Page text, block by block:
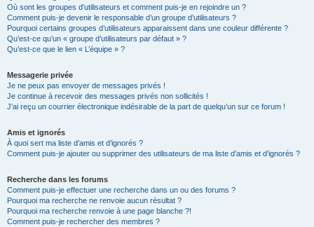
Où sont les groupes d’utilisateurs et comment puis-je en rejoindre un ?
Comment puis-je devenir le responsable d’un groupe d’utilisateurs ?
Pourquoi certains groupes d’utilisateurs apparaissent dans une couleur différente ?
Qu’est-ce qu’un « groupe d’utilisateurs par défaut » ?
Qu’est-ce que le lien « L’équipe » ?
Messagerie privée
Je ne peux pas envoyer de messages privés !
Je continue à recevoir des messages privés non sollicités !
J’ai reçu un courrier électronique indésirable de la part de quelqu’un sur ce forum !
Amis et ignorés
À quoi sert ma liste d’amis et d’ignorés ?
Comment puis-je ajouter ou supprimer des utilisateurs de ma liste d’amis et d’ignorés ?
Recherche dans les forums
Comment puis-je effectuer une recherche dans un ou des forums ?
Pourquoi ma recherche ne renvoie aucun résultat ?
Pourquoi ma recherche renvoie à une page blanche ?!
Comment puis-je rechercher des membres ?